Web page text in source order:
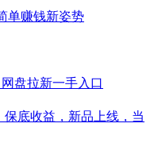
单赚钱新姿势
盘拉新一手入口
底收益，新品上线，当